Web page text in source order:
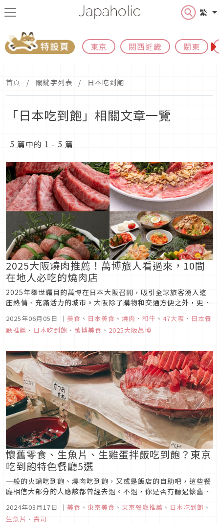
繁
東京 關西近畿 關東
首頁 關鍵字列表 日本吃到飽
「日本吃到飽」相關文章一覽
5 篇中的 1 - 5 篇
2025大阪燒肉推薦！萬博旅人看過來，10間
在地人必吃的燒肉店
2025年舉世矚目的萬博在日本大阪召開，吸引全球旅客湧入這
座熱情、充滿活力的城市。大阪除了購物和交通方便之外，更是
美食的天堂！今年除了萬博會場值得期待，來大阪當然也不能錯
過在地的美味燒肉饗宴。無論你是愛吃和牛的老饕，還是初次造
訪的吃貨新手，都很適合編輯部為你彙整的以下10間大阪必吃的
2025年06月05日 ｜ 美食 、 日本美食 、 燒肉 、 和牛 、 47大阪 、 日本餐
廳推薦 、 日本吃到飽 、 萬博美食 、 2025大阪萬博
懷舊零食、生魚片、生雞蛋拌飯吃到飽？東京
吃到飽特色餐廳5選
一般的火鍋吃到飽、燒肉吃到飽，又或是飯店的自助吧，這些餐
廳相信大部分的人應該都曾經去過。不過，你是否有聽過懷舊零
到飽餐點，就聚集在日本東京。
2024年03月17日 ｜ 美食 、 東京美食 、 東京餐廳推薦 、 日本吃到飽 、
生魚片 、 壽司